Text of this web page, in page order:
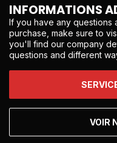
INFORMATIONS
If you have any
purchase, make sure to
you'll find our company
questions and different
VOIR